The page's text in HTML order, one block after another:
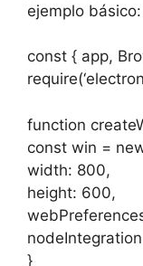
ejemplo básico:
const { app,
function
const win =
width: 800,
height: 600,
}